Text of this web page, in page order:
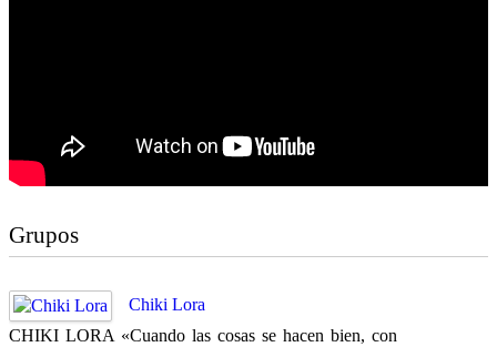
Grupos
Chiki Lora
CHIKI LORA «Cuando las cosas se hacen bien, con